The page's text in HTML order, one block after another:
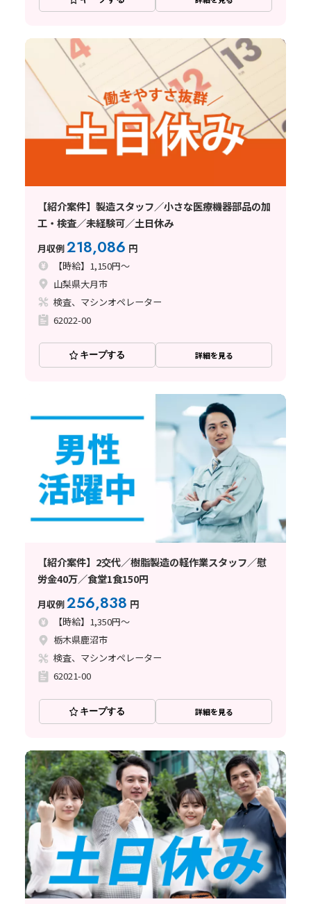
【紹介案件】製造スタッフ／小さな医療機器部品の加
工・検査／未経験可／土日休み
月収例218,086 円
【時給】1,150円～
山梨県大月市
検査、マシンオペレーター
62022-00
キープする 詳細を見る
【紹介案件】2交代／樹脂製造の軽作業スタッフ／慰
労金40万／食堂1食150円
月収例256,838 円
【時給】1,350円～
栃木県鹿沼市
検査、マシンオペレーター
62021-00
キープする 詳細を見る